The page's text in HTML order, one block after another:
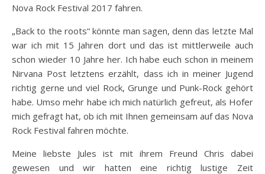
Nova Rock Festival 2017 fahren.
„Back to the roots“ könnte man sagen, denn das letzte Mal
war ich mit 15 Jahren dort und das ist mittlerweile auch
schon wieder 10 Jahre her. Ich habe euch schon in meinem
Nirvana Post letztens erzählt, dass ich in meiner Jugend
richtig gerne und viel Rock, Grunge und Punk-Rock gehört
habe. Umso mehr habe ich mich natürlich gefreut, als Hofer
mich gefragt hat, ob ich mit Ihnen gemeinsam auf das Nova
Rock Festival fahren möchte.
Meine liebste Jules ist mit ihrem Freund Chris dabei
gewesen und wir hatten eine richtig lustige Zeit